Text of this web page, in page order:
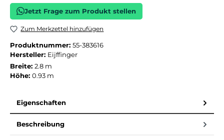
Jetzt Frage zum Produkt stellen
Zum Merkzettel hinzufügen
Produktnummer: 55-383616
Hersteller: Eijffinger
Breite: 2.8 m
Höhe: 0.93 m
Eigenschaften
Beschreibung